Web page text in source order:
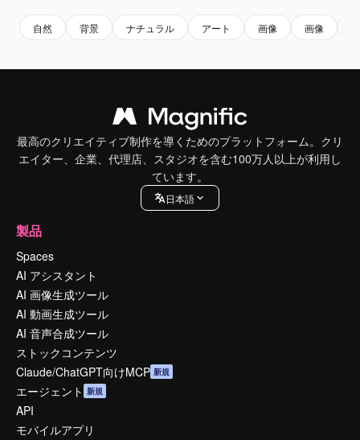
自然 背景 ナチュラル アート 画像 画像
最高のクリエイティブ制作を導くためのプラットフォーム。クリ
エイター、企業、代理店、スタジオを含む100万人以上が利用し
ています。
日本語
製品
Spaces
AI アシスタント
AI 画像生成ツール
AI 動画生成ツール
AI 音声合成ツール
ストックコンテンツ
Claude/ChatGPT向けMCP 新規
エージェント 新規
API
モバイルアプリ